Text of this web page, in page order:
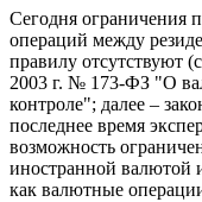
Сегодня ограничения
операций между
правилу отсутствуют
2003 г. № 173-ФЗ "О
контроле"; далее –
последнее время
возможность
иностранной
как валютные